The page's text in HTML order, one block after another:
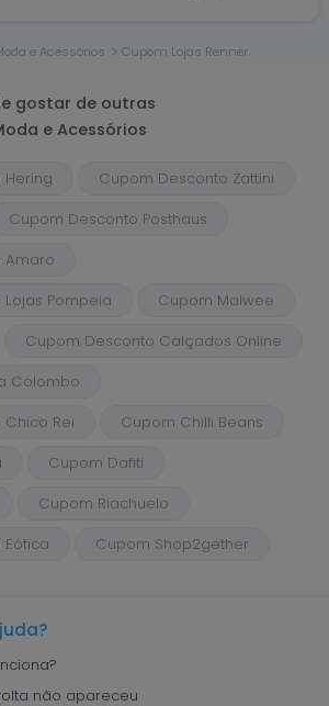
e Acessórios Cupom Lojas Renner
gostar de outras
e Acessórios
Cupom Desconto Zattini
Cupom Desconto Posthaus
Amaro
Pompeia
Cupom Malwee
Cupom Desconto Calçados Online
Colombo
Rei
Cupom Chilli Beans
Cupom Dafiti
Cupom Riachuelo
Cupom Shop2gether
não apareceu